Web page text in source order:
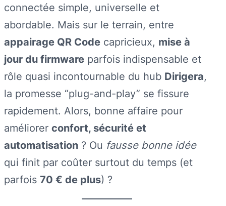
connectée simple, universelle et
abordable. Mais sur le terrain, entre
appairage QR Code capricieux, mise à
jour du firmware parfois indispensable et
rôle quasi incontournable du hub Dirigera,
la promesse “plug-and-play” se fissure
rapidement. Alors, bonne affaire pour
améliorer confort, sécurité et
automatisation ? Ou fausse bonne idée
qui finit par coûter surtout du temps (et
parfois 70 € de plus) ?